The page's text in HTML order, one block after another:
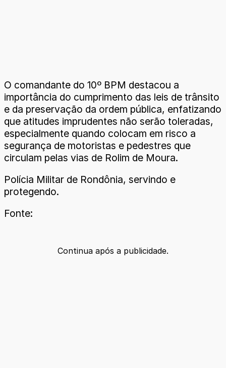
O comandante do 10º BPM destacou a
importância do cumprimento das leis de trânsito
e da preservação da ordem pública, enfatizando
que atitudes imprudentes não serão toleradas,
especialmente quando colocam em risco a
segurança de motoristas e pedestres que
circulam pelas vias de Rolim de Moura.
Polícia Militar de Rondônia, servindo e
protegendo.
Fonte:
Continua após a publicidade.